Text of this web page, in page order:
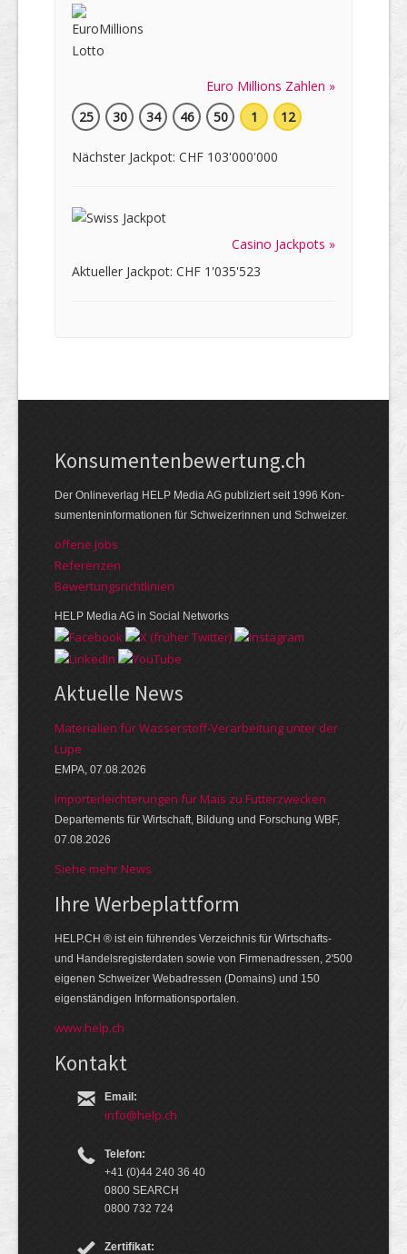
Euro Millions Zahlen »
25
30 34 46 50 1 12
Nächster Jackpot: CHF 103'000'000
Casino Jackpots »
Aktueller Jackpot: CHF 1'035'523
Kon­su­menten­be­wer­tung.ch
Der Online­verlag HELP Media AG publi­ziert seit 1996 Kon­
su­menten­infor­mationen für Schwei­zerinnen und Schweizer.
offene Jobs
Referenzen
Bewer­tungs­richt­linien
HELP Media AG in Social Networks
Aktuelle News
Materialien für Wasserstoff-Verarbeitung unter der
Lupe
EMPA, 07.08.2026
Importerleichterungen für Mais zu Futterzwecken
Departements für Wirtschaft, Bildung und Forschung WBF,
07.08.2026
Siehe mehr News
Ihre Werbe­platt­form
HELP.CH ® ist ein führendes Ver­zeich­nis für Wirt­schafts-
und Handels­register­daten so­wie von Firmen­adressen, 2'500
eige­nen Schweizer Web­adressen (Domains) und 150
eigen­ständigen Infor­mations­por­talen.
www.help.ch
Kontakt
Email:
info@help.ch
Telefon:
+41 (0)44 240 36 40
0800 SEARCH
0800 732 724
Zertifikat: